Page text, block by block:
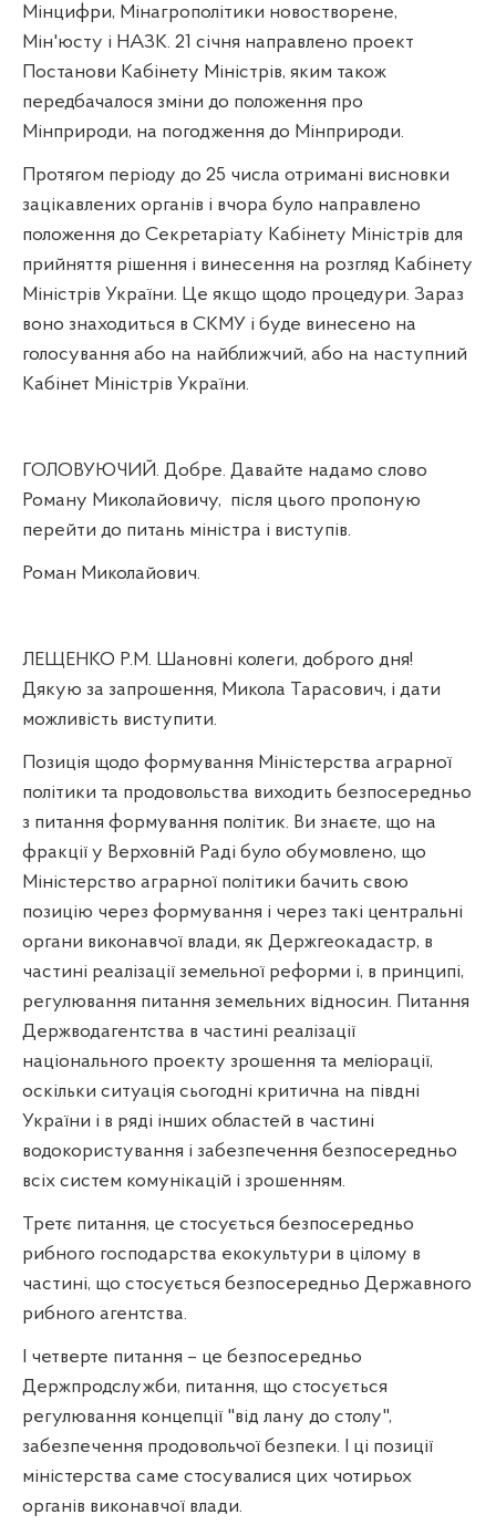
Мінцифри, Мінагрополітики новостворене,
Мін'юсту і НАЗК. 21 січня направлено проект
Постанови Кабінету Міністрів, яким також
передбачалося зміни до положення про
Мінприроди, на погодження до Мінприроди.
Протягом періоду до 25 числа отримані висновки
зацікавлених органів і вчора було направлено
положення до Секретаріату Кабінету Міністрів для
прийняття рішення і винесення на розгляд Кабінету
Міністрів України. Це якщо щодо процедури. Зараз
воно знаходиться в СКМУ і буде винесено на
голосування або на найближчий, або на наступний
Кабінет Міністрів України.
ГОЛОВУЮЧИЙ. Добре. Давайте надамо слово
Роману Миколайовичу, після цього пропоную
перейти до питань міністра і виступів.
Роман Миколайович.
ЛЕЩЕНКО Р.М. Шановні колеги, доброго дня!
Дякую за запрошення, Микола Тарасович, і дати
можливість виступити.
Позиція щодо формування Міністерства аграрної
політики та продовольства виходить безпосередньо
з питання формування політик. Ви знаєте, що на
фракції у Верховній Раді було обумовлено, що
Міністерство аграрної політики бачить свою
позицію через формування і через такі центральні
органи виконавчої влади, як Держгеокадастр, в
частині реалізації земельної реформи і, в принципі,
регулювання питання земельних відносин. Питання
Держводагентства в частині реалізації
національного проекту зрошення та меліорації,
оскільки ситуація сьогодні критична на півдні
України і в ряді інших областей в частині
водокористування і забезпечення безпосередньо
всіх систем комунікацій і зрошенням.
Третє питання, це стосується безпосередньо
рибного господарства екокультури в цілому в
частині, що стосується безпосередньо Державного
рибного агентства.
І четверте питання – це безпосередньо
Держпродслужби, питання, що стосується
регулювання концепції "від лану до столу",
забезпечення продовольчої безпеки. І ці позиції
міністерства саме стосувалися цих чотирьох
органів виконавчої влади.